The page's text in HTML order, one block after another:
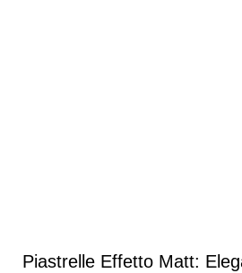
Piastrelle Effetto Matt: